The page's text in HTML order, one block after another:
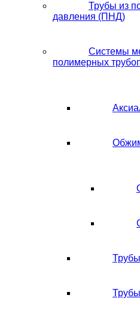
Трубы из
давления (ПНД)
Системы
полимерных